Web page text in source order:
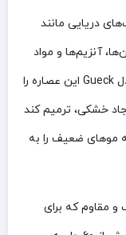
دریایی مانند
آنزیم‌ها و مواد
معدنی، به عمق فولیکول مو نفوذ می‌کنند. مدل Gueck این عصاره را
خشکی، ترمیم کند
موهای ضعیف را به
و مقاوم که برای